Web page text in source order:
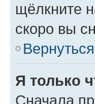
щёлкните
скоро вы
Я только
Сначала